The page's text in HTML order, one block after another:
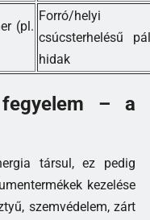
(pl.
Forró/helyi
csúcsterhelésű
hidak
fegyelem – a
társul, ez pedig
kezelése
szemvédelem, zárt